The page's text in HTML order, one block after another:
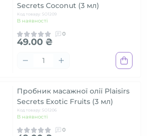
Secrets Coconut (3 мл)
Код товару: SO1209
В наявності
0
49.00 ₴
Пробник масажної олії Plaisirs
Secrets Exotic Fruits (3 мл)
Код товару: SO1206
В наявності
0